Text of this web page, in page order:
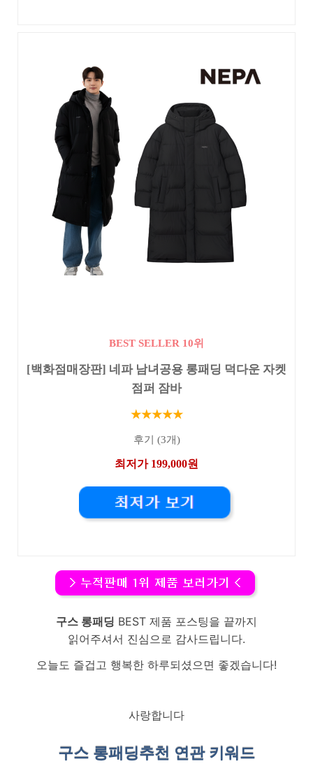
BEST SELLER 10위
[백화점매장판] 네파 남녀공용 롱패딩 덕다운 자켓
점퍼 잠바
★★★★★
후기 (3개)
최저가 199,000원
구스 롱패딩 BEST 제품 포스팅을 끝까지
읽어주셔서 진심으로 감사드립니다.
오늘도 즐겁고 행복한 하루되셨으면 좋겠습니다!
사랑합니다
구스 롱패딩추천 연관 키워드